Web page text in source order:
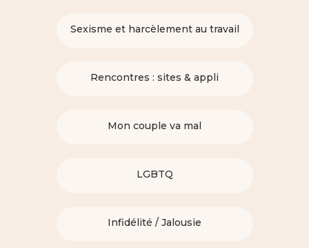
Sexisme et harcèlement au travail
Rencontres : sites & appli
Mon couple va mal
LGBTQ
Infidélité / Jalousie